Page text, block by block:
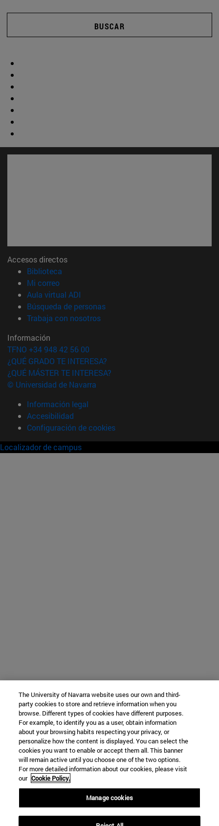
BUSCAR
Accesos directos
Biblioteca
Mi correo(abre en nueva ventana)
Aula virtual ADI
Búsqueda de personas(abre en nueva ventana)
Trabaja con nosotros(abre en nueva ventana)
Información
TFNO +34 948 42 56 00
¿QUÉ GRADO TE INTERESA?
¿QUÉ MÁSTER TE INTERESA?
© Universidad de Navarra
Información legal
Accesibilidad
Configuración de cookies
Localizador de campus
The University of Navarra website uses our own and third-
party cookies to store and retrieve information when you
browse. Different types of cookies have different purposes.
For example, to identify you as a user, obtain information
about your browsing habits respecting your privacy, or
personalize how the content is displayed. You can select the
cookies you want to enable or accept them all. This banner
will remain active until you choose one of the two options.
For more detailed information about our cookies, please visit
our Cookie Policy.
Manage cookies